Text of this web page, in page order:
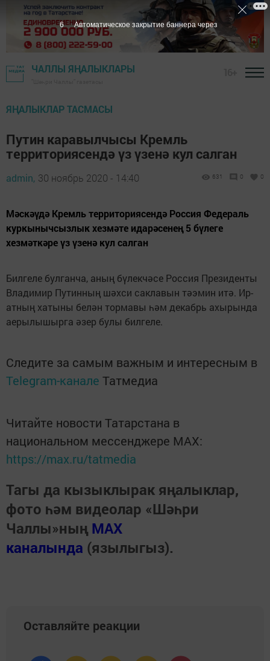
ЧАЛЛЫ ЯҢАЛЫКЛАРЫ
ЯҢАЛЫКЛАР ТАСМАСЫ
Путин каравылчысы Кремль
территориясендә үз үзенә кул салган
admin, 30 ноябрь 2020 - 14:40 631 0 0
Мәскәүдә Кремль территориясендә Россия Федераль
куркынычсызлык хезмәте идарәсенең 5 бүлеге
хезмәткәре үз үзенә кул салган
Билгеле булганча, аның бүлекчәсе Россия Президенты
Владимир Путинның шәхси саклавын тәэмин итә. Ир-
атның хатыны белән тормавы һәм декабрь ахырында
аерылышырга әзер булы билгеле.
Следите за самым важным и интересным в
Telegram-канале Татмедиа
Читайте новости Татарстана в
национальном мессенджере MАХ:
https://max.ru/tatmedia
Тагы да кызыклырак яңалыклар,
фото һәм видеолар «Шәһри
Чаллы»ның MAX
каналында (язылыгыз).
Оставляйте реакции
5 Автоматическое закрытие баннера через